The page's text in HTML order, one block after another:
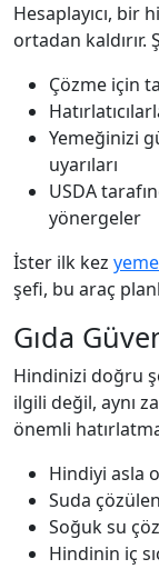
Hesaplayıcı,
ortadan kaldırır.
Çözme için
Yemeğinizi
uyarıları
USDA
yönergeler
İster ilk kez
şefi, bu araç
Gıda
Hindinizi doğru
ilgili değil, aynı
önemli
Hindiyi asla
Suda
Soğuk su
Hindinin iç